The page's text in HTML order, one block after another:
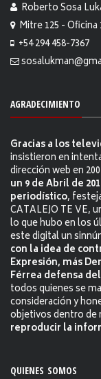
Roberto Sosa
Mitre 125 - Oficina
+54 294 458-7367
AGRADECIMIENTO
Gracias a los
insistieron en
dirección web en
un 9 de Abril de
periodístico,
CATALEJO TE VE,
lo que hubo en los
este digital un
con la idea de
Expresión, más
Férrea defensa
todos quienes se
consideración y
objetivos dentro de
reproducir la
QUIENES SOMOS